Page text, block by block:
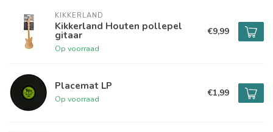
KIKKERLAND
Kikkerland Houten pollepel
gitaar
Op voorraad
€9,99
Placemat LP
Op voorraad
€1,99